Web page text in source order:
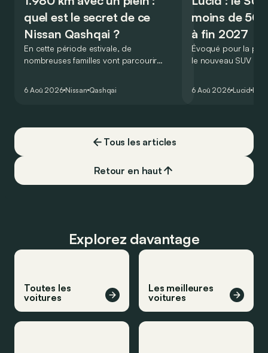
quel est le secret de ce
Nissan Qashqai ?
En cette période estivale, de
nombreuses familles vont parcourir
Qashqai e-Power, il serait possible de
6 Aoû 2026 Nissan Qashqai
moins de
à fin 2027
Évoqué pour la
le nouveau SUV
l’année 2026.
6 Aoû 2026 Lucid
Tous les articles
Retour en haut
Explorez davantage
Toutes les
voitures
Les meilleures
voitures